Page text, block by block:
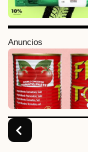
Anuncios
a
g
i
n
a
o
n